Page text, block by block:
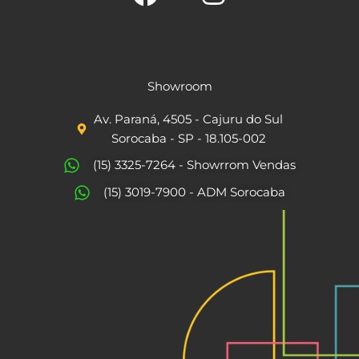
c
e
b
o
o
t
a
g
r
Showroom
Av. Paraná, 4505 - Cajuru do Sul
Sorocaba - SP - 18.105-002
(15) 3325-7264 - Showrrom Vendas
(15) 3019-7900 - ADM Sorocaba